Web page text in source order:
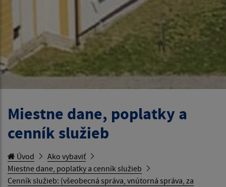
Miestne dane, poplatky a
cenník služieb
Úvod
Ako vybaviť
Miestne dane, poplatky a cenník služieb
Cenník služieb: (všeobecná správa, vnútorná správa, za